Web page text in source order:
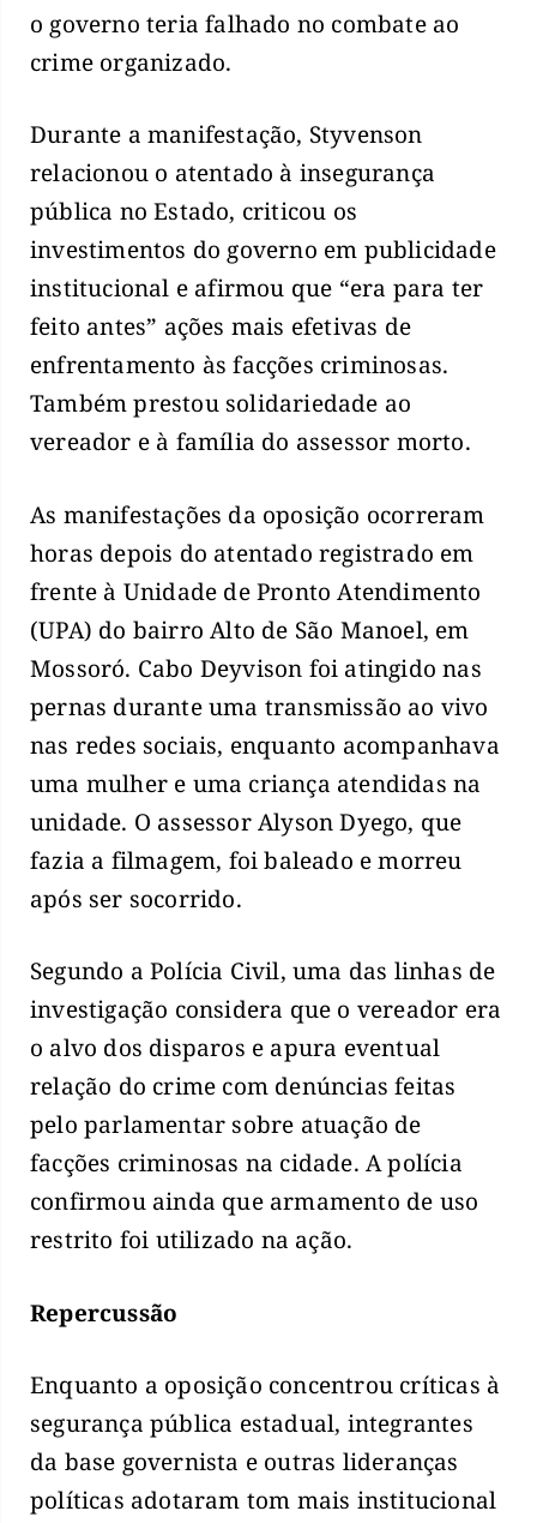
o governo teria falhado no combate ao
crime organizado.
Durante a manifestação, Styvenson
relacionou o atentado à insegurança
pública no Estado, criticou os
investimentos do governo em publicidade
institucional e afirmou que “era para ter
feito antes” ações mais efetivas de
enfrentamento às facções criminosas.
Também prestou solidariedade ao
vereador e à família do assessor morto.
As manifestações da oposição ocorreram
horas depois do atentado registrado em
frente à Unidade de Pronto Atendimento
(UPA) do bairro Alto de São Manoel, em
Mossoró. Cabo Deyvison foi atingido nas
pernas durante uma transmissão ao vivo
nas redes sociais, enquanto acompanhava
uma mulher e uma criança atendidas na
unidade. O assessor Alyson Dyego, que
fazia a filmagem, foi baleado e morreu
após ser socorrido.
Segundo a Polícia Civil, uma das linhas de
investigação considera que o vereador era
o alvo dos disparos e apura eventual
relação do crime com denúncias feitas
pelo parlamentar sobre atuação de
facções criminosas na cidade. A polícia
confirmou ainda que armamento de uso
restrito foi utilizado na ação.
Repercussão
Enquanto a oposição concentrou críticas à
segurança pública estadual, integrantes
da base governista e outras lideranças
políticas adotaram tom mais institucional